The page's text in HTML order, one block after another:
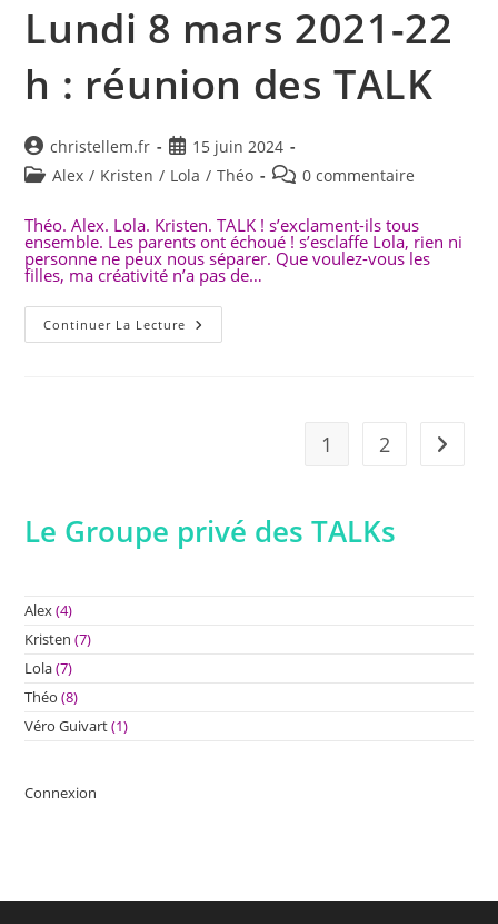
Lundi 8 mars 2021-22
h : réunion des TALK
Auteur/autrice
de
publication :
christellem.fr
Publication
publiée :
15 juin 2024
PostAlex / Kristen / Lola / Théo
Commentaires
la
publication :
0 commentaire
Théo. Alex. Lola. Kristen. TALK ! s’exclament-ils tous
ensemble. Les parents ont échoué ! s’esclaffe Lola, rien ni
personne ne peux nous séparer. Que voulez-vous les
filles, ma créativité n’a pas de…
Continuer La Lecture Lundi
8 Mars
1 2 Aller à
Le Groupe privé des TALKs
Alex(4)
Kristen (7)
Lola(7)
Théo (8)
Véro Guivart(1)
Connexion